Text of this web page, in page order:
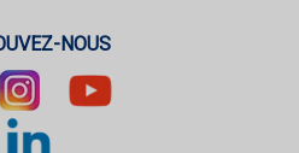
NOUS